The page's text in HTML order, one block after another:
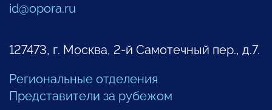
id@opora.ru
127473, г. Москва, 2-й Самотечный пер., д.7.
Региональные отделения
Представители за рубежом